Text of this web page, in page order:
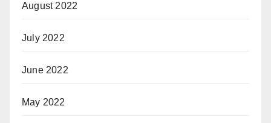
August 2022
July 2022
June 2022
May 2022